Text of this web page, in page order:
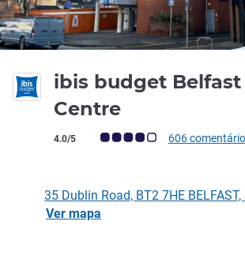
ibis budget Belfast
Centre
Nota clientes Avis (Classificação ALL)
4.0/5 606
35 Dublin Road, BT2 7HE
Ver mapa